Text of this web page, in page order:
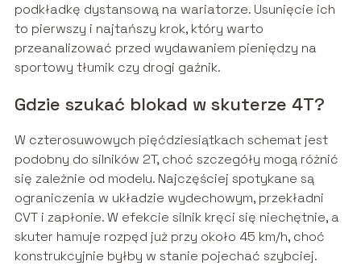
podkładkę dystansową na wariatorze. Usunięcie ich
to pierwszy i najtańszy krok, który warto
przeanalizować przed wydawaniem pieniędzy na
sportowy tłumik czy drogi gaźnik.
Gdzie szukać blokad w skuterze 4T?
W czterosuwowych pięćdziesiątkach schemat jest
podobny do silników 2T, choć szczegóły mogą różnić
się zależnie od modelu. Najczęściej spotykane są
ograniczenia w układzie wydechowym, przekładni
CVT i zapłonie. W efekcie silnik kręci się niechętnie, a
skuter hamuje rozpęd już przy około 45 km/h, choć
konstrukcyjnie byłby w stanie pojechać szybciej.